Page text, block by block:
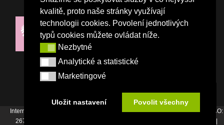
kvalitě, proto naše stránky využívají
technologii cookies. Povolení jednotlivých
typů cookies můžete ovládat níže.
NezbytnéNezbytné
Analytické a statistické
Analytické a statistické
Marketingové
Marketingové
Uložit nastavení Povolit všechny
Internetový magazín Žena v autě vydává vydavatelství Srdce Evropy s.r.o., IČO:
26744007, Bořivojova 17, Praha 3, Tel. : +420 222 726 364 |
|